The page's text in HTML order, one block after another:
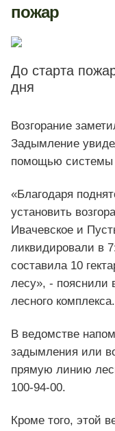
пожар
До старта
дня
Возгорание
Задымление
помощью системы
«Благодаря
установить
Ивачевское и
ликвидировали в
составила 10
лесу», - пояснили
лесного комплекса.
В ведомстве
задымления или
прямую линию
100-94-00.
Кроме того, этой